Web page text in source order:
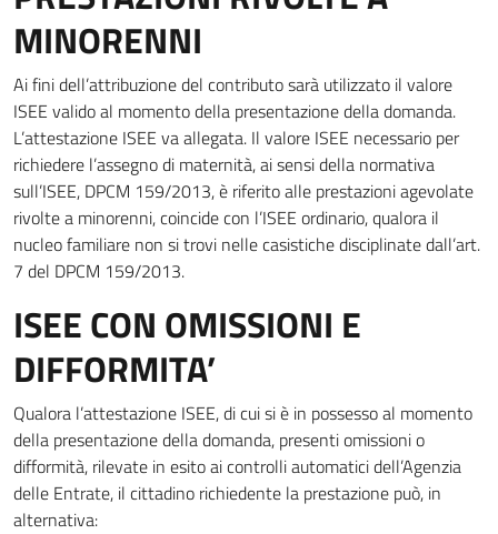
MINORENNI
Ai fini dell’attribuzione del contributo sarà utilizzato il valore
ISEE valido al momento della presentazione della domanda.
L’attestazione ISEE va allegata. Il valore ISEE necessario per
richiedere l’assegno di maternità, ai sensi della normativa
sull’ISEE, DPCM 159/2013, è riferito alle prestazioni agevolate
rivolte a minorenni, coincide con l’ISEE ordinario, qualora il
nucleo familiare non si trovi nelle casistiche disciplinate dall’art.
7 del DPCM 159/2013.
ISEE CON OMISSIONI E
DIFFORMITA’
Qualora l’attestazione ISEE, di cui si è in possesso al momento
della presentazione della domanda, presenti omissioni o
difformità, rilevate in esito ai controlli automatici dell’Agenzia
delle Entrate, il cittadino richiedente la prestazione può, in
alternativa: